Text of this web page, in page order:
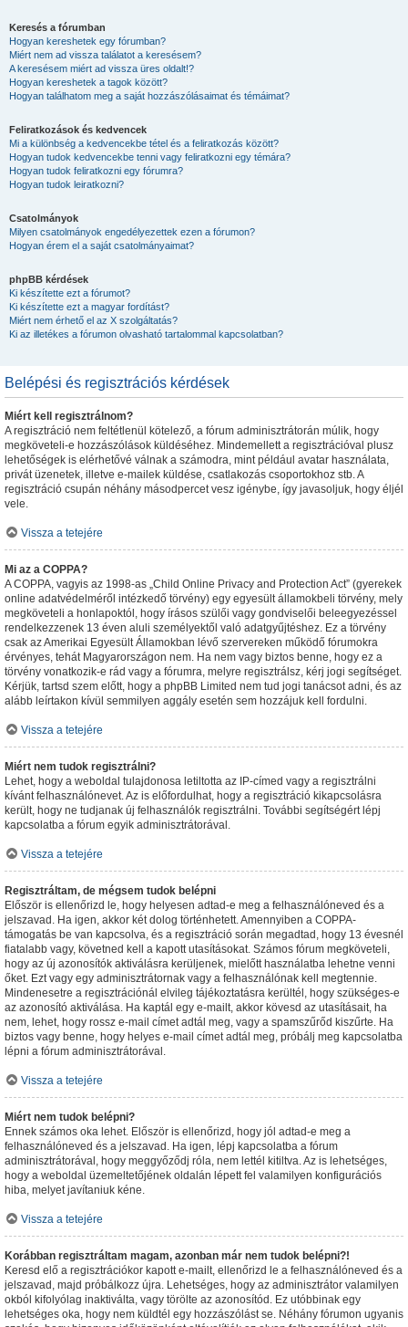
Keresés a fórumban
Hogyan kereshetek egy fórumban?
Miért nem ad vissza találatot a keresésem?
A keresésem miért ad vissza üres oldalt!?
Hogyan kereshetek a tagok között?
Hogyan találhatom meg a saját hozzászólásaimat és témáimat?
Feliratkozások és kedvencek
Mi a különbség a kedvencekbe tétel és a feliratkozás között?
Hogyan tudok kedvencekbe tenni vagy feliratkozni egy témára?
Hogyan tudok feliratkozni egy fórumra?
Hogyan tudok leiratkozni?
Csatolmányok
Milyen csatolmányok engedélyezettek ezen a fórumon?
Hogyan érem el a saját csatolmányaimat?
phpBB kérdések
Ki készítette ezt a fórumot?
Ki készítette ezt a magyar fordítást?
Miért nem érhető el az X szolgáltatás?
Ki az illetékes a fórumon olvasható tartalommal kapcsolatban?
Belépési és regisztrációs kérdések
Miért kell regisztrálnom?
A regisztráció nem feltétlenül kötelező, a fórum adminisztrátorán múlik, hogy
megköveteli-e hozzászólások küldéséhez. Mindemellett a regisztrációval plusz
lehetőségek is elérhetővé válnak a számodra, mint például avatar használata,
privát üzenetek, illetve e-mailek küldése, csatlakozás csoportokhoz stb. A
regisztráció csupán néhány másodpercet vesz igénybe, így javasoljuk, hogy éljél
vele.
Vissza a tetejére
Mi az a COPPA?
A COPPA, vagyis az 1998-as „Child Online Privacy and Protection Act” (gyerekek
online adatvédelméről intézkedő törvény) egy egyesült államokbeli törvény, mely
megköveteli a honlapoktól, hogy írásos szülői vagy gondviselői beleegyezéssel
rendelkezzenek 13 éven aluli személyektől való adatgyűjtéshez. Ez a törvény
csak az Amerikai Egyesült Államokban lévő szervereken működő fórumokra
érvényes, tehát Magyarországon nem. Ha nem vagy biztos benne, hogy ez a
törvény vonatkozik-e rád vagy a fórumra, melyre regisztrálsz, kérj jogi segítséget.
Kérjük, tartsd szem előtt, hogy a phpBB Limited nem tud jogi tanácsot adni, és az
alább leírtakon kívül semmilyen aggály esetén sem hozzájuk kell fordulni.
Vissza a tetejére
Miért nem tudok regisztrálni?
Lehet, hogy a weboldal tulajdonosa letiltotta az IP-címed vagy a regisztrálni
kívánt felhasználónevet. Az is előfordulhat, hogy a regisztráció kikapcsolásra
került, hogy ne tudjanak új felhasználók regisztrálni. További segítségért lépj
kapcsolatba a fórum egyik adminisztrátorával.
Vissza a tetejére
Regisztráltam, de mégsem tudok belépni
Először is ellenőrizd le, hogy helyesen adtad-e meg a felhasználóneved és a
jelszavad. Ha igen, akkor két dolog történhetett. Amennyiben a COPPA-
támogatás be van kapcsolva, és a regisztráció során megadtad, hogy 13 évesnél
fiatalabb vagy, követned kell a kapott utasításokat. Számos fórum megköveteli,
hogy az új azonosítók aktiválásra kerüljenek, mielőtt használatba lehetne venni
őket. Ezt vagy egy adminisztrátornak vagy a felhasználónak kell megtennie.
Mindenesetre a regisztrációnál elvileg tájékoztatásra kerültél, hogy szükséges-e
az azonosító aktiválása. Ha kaptál egy e-mailt, akkor kövesd az utasításait, ha
nem, lehet, hogy rossz e-mail címet adtál meg, vagy a spamszűrőd kiszűrte. Ha
biztos vagy benne, hogy helyes e-mail címet adtál meg, próbálj meg kapcsolatba
lépni a fórum adminisztrátorával.
Vissza a tetejére
Miért nem tudok belépni?
Ennek számos oka lehet. Először is ellenőrizd, hogy jól adtad-e meg a
felhasználóneved és a jelszavad. Ha igen, lépj kapcsolatba a fórum
adminisztrátorával, hogy meggyőződj róla, nem lettél kitiltva. Az is lehetséges,
hogy a weboldal üzemeltetőjének oldalán lépett fel valamilyen konfigurációs
hiba, melyet javítaniuk kéne.
Vissza a tetejére
Korábban regisztráltam magam, azonban már nem tudok belépni?!
Keresd elő a regisztrációkor kapott e-mailt, ellenőrizd le a felhasználóneved és a
jelszavad, majd próbálkozz újra. Lehetséges, hogy az adminisztrátor valamilyen
okból kifolyólag inaktiválta, vagy törölte az azonosítód. Ez utóbbinak egy
lehetséges oka, hogy nem küldtél egy hozzászólást se. Néhány fórumon ugyanis